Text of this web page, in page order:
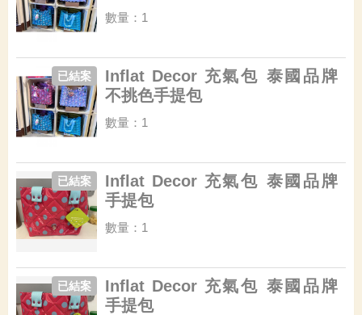
數量：1
Inflat Decor 充氣包 泰國品牌
不挑色手提包
已結案
數量：1
Inflat Decor 充氣包 泰國品牌
手提包
已結案
數量：1
Inflat Decor 充氣包 泰國品牌
手提包
已結案